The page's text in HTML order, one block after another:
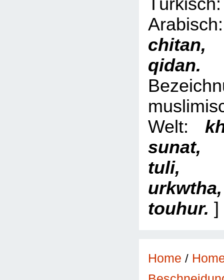
Welt:
sunat,
tuli,
touhur. ]
Home /